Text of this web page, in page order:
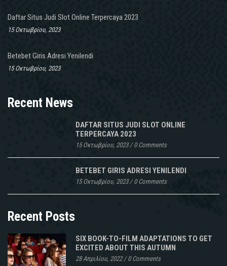
Daftar Situs Judi Slot Online Terpercaya 2023
15 Οκτωβρίου, 2023
Betebet Giris Adresi Yenilendi
15 Οκτωβρίου, 2023
Recent News
DAFTAR SITUS JUDI SLOT ONLINE
TERPERCAYA 2023
15 Οκτωβρίου, 2023/0 Comments
BETEBET GIRIS ADRESI YENILENDI
15 Οκτωβρίου, 2023/0 Comments
Recent Posts
SIX BOOK-TO-FILM ADAPTATIONS TO GET
EXCITED ABOUT THIS AUTUMN
28 Απριλίου, 2022/0 Comments